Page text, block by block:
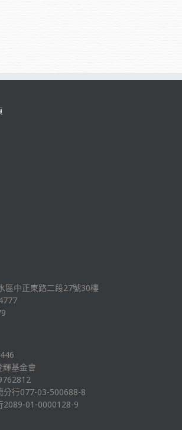
區中正東路二段27號30樓
輝基金會
分行077-03-500688-8
2089-01-0000128-9